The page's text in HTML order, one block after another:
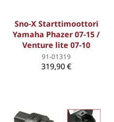
Sno-X Starttimoottori
Yamaha Phazer 07-15 /
Venture lite 07-10
91-01319
319,90 €